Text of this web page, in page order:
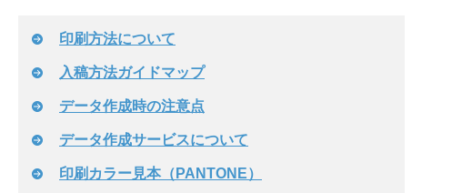
印刷方法について
入稿方法ガイドマップ
データ作成時の注意点
データ作成サービスについて
印刷カラー見本（PANTONE）